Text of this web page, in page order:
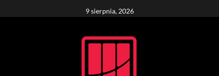
to
9 sierpnia, 2026